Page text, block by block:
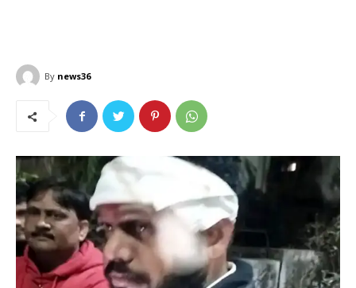
By news36